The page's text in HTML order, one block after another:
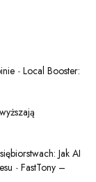
- Local Booster:
Jak AI
- FastTony –